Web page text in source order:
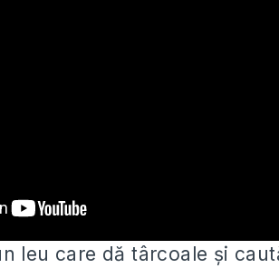
leu care dă târcoale și